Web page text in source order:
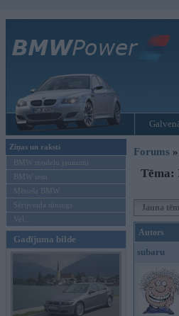
Ziņas un raksti
BMW modeļu jaunumi
BMW testi
Mēneša BMW
Sērijveida tūnings
Vel...
Gadījuma bilde
Forums »
Tēma:
Jauna
Autors
subaru